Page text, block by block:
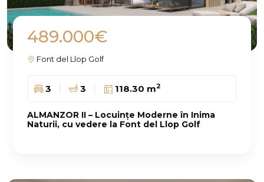
489.000€
Font del Llop Golf
3 3 118.30 m2
ALMANZOR II – Locuințe Moderne în Inima
Naturii, cu vedere la Font del Llop Golf